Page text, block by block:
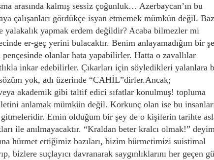
arasında kalmış sessiz çoğunluk… Azerbaycan’ın bu
çalışanları gördükçe isyan etmemek mümkün değil.
yapmak erdem değildir? Acaba bilmezler mi
er-geç yerini bulacaktır. Benim anlayamadığım bir
olanlar hata yapabilirler. Hatta o zavallılar
inkar edebilirler. Çıkarları için söyledikleri yalanlara
yok, adı üzerinde “CAHİL”dirler.Ancak;
akademik gibi taltif edici sıfatlar konulmuş! topluma
anlamak mümkün değil. Korkunç olan ise bu
gitmeleridir. Emin olduğum bir şey de o kişilerin tarihte
ile anılmayacaktır. “Kraldan beter kralcı olmak!”
hürmet ettiğimiz bazıları, bizim hürmetimizi suistimal
bizlere suçlayıcı davranarak saygınlıklarını her geçen